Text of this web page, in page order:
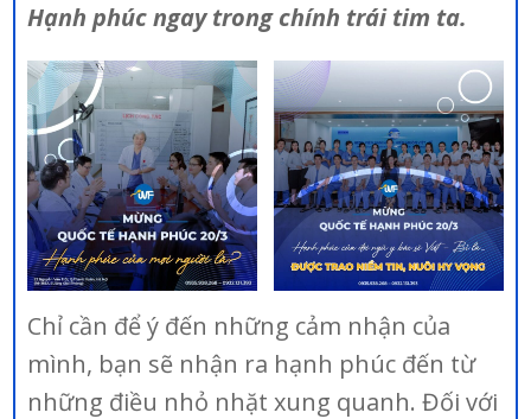
Hạnh phúc ngay trong chính trái tim ta.
Chỉ cần để ý đến những cảm nhận của
mình, bạn sẽ nhận ra hạnh phúc đến từ
những điều nhỏ nhặt xung quanh. Đối với